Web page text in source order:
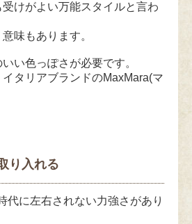
けがよい万能スタイルと言わ
味もあります。
い色っぽさが必要です。
タリアブランドのMaxMara(マ
り入れる
代に左右されない力強さがあり